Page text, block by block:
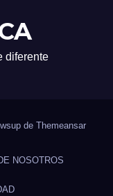
diferente
de Themeansar
NOSOTROS